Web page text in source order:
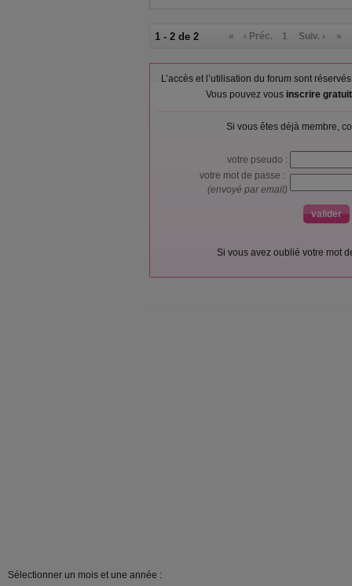
1 - 2 de 2 « ‹ Préc. 1 Suiv. › »
L’accès et l’utilisation du forum sont
Vous pouvez vous inscrire
Si vous êtes déjà membre,
votre pseudo :
votre mot de passe :
(envoyé par email)
Si vous avez oublié votre mot
Sélectionner un mois et une année :